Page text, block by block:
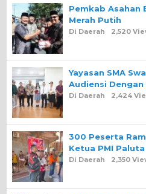
Pemkab Asahan
Merah Putih
Di Daerah 2,520
Yayasan SMA
Audiensi
Di Daerah 2,424
300 Peserta
Ketua PMI Paluta
Di Daerah 2,350